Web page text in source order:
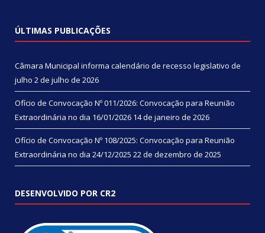
ÚLTIMAS PUBLICAÇÕES
Câmara Municipal informa calendário de recesso legislativo de
julho 2 de julho de 2026
Ofício de Convocação Nº 011/2026: Convocação para Reunião
Extraordinária no dia 16/01/2026 14 de janeiro de 2026
Ofício de Convocação Nº 108/2025: Convocação para Reunião
Extraordinária no dia 24/12/2025 22 de dezembro de 2025
DESENVOLVIDO POR CR2